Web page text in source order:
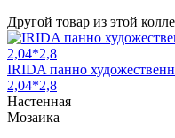
Другой товар из этой
IRIDA панно
2,04*2,8
Настенная
Мозаика